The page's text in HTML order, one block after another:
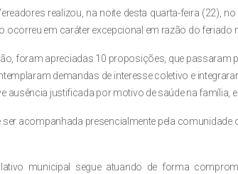
realizou, na noite desta quarta-feira (22),
ocorreu em caráter excepcional em razão do feriado
foram apreciadas 10 proposições, que passaram
demandas de interesse coletivo e
ausência justificada por motivo de saúde na
ser acompanhada presencialmente pela
municipal segue atuando de forma